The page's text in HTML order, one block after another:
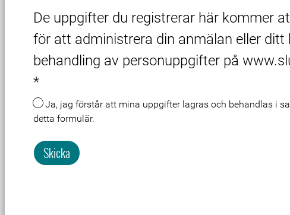
De uppgifter du registrerar här kommer
för att administrera din anmälan eller ditt
behandling av personuppgifter på
*
Ja, jag förstår att mina uppgifter lagras och behandlas i samband med att jag skickar in
detta formulär.
Skicka